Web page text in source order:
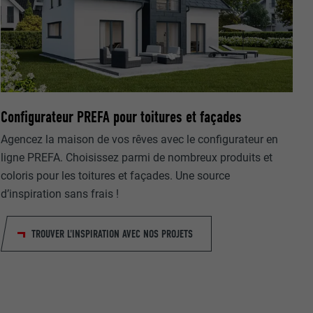
Configurateur PREFA pour toitures et façades
Agencez la maison de vos rêves avec le configurateur en
ligne PREFA. Choisissez parmi de nombreux produits et
coloris pour les toitures et façades. Une source
d’inspiration sans frais !
TROUVER L'INSPIRATION AVEC NOS PROJETS